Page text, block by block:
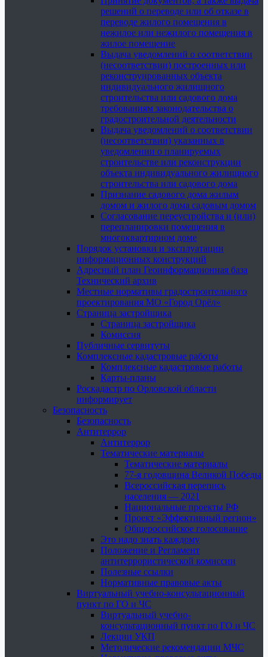
решений о переводе или об отказе в
переводе жилого помещения в
нежилое или нежилого помещения в
жилое помещение
Выдача уведомлений о соответствии
(несоответствии) построенных или
реконструированных объекта
индивидуального жилищного
строительства или садового дома
требованиям законодательства о
градостроительной деятельности
Выдача уведомлений о соответствии
(несоответствии) указанных в
уведомлении о планируемых
строительстве или реконструкции
объекта индивидуального жилищного
строительства или садового дома
Признание садового дома жилым
домом и жилого дома садовым домом
Согласование переустройства и (или)
перепланировки помещения в
многоквартирном доме
Порядок установки и эксплуатации
информационных конструкций
Адресный план Геоинформационная база
Технический архив
Местные нормативы градостроительного
проектирования МО «Город Орёл»
Страница застройщика
Страница застройщика
Комиссия
Публичные сервитуты
Комплексные кадастровые работы
Комплексные кадастровые работы
Карты-планы
Роскадастр по Орловской области
информирует
Безопасность
Безопасность
Антитеррор
Антитеррор
Тематические материалы
Тематические материалы
77-я годовщина Великой Победы
Всероссийская перепись
населения — 2021
Национальные проекты РФ
Проект «Эффективный регион»
Общероссийское голосование
Это надо знать каждому
Положение и Регламент
антитеррористической комиссии
Полезные ссылки
Нормативные правовые акты
Виртуальный учебно-консультационный
пункт по ГО и ЧС
Виртуальный учебно-
консультационный пункт по ГО и ЧС
Лекции УКП
Методические рекомендации МЧС